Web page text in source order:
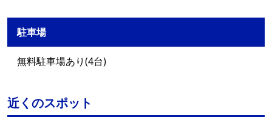
駐車場
無料駐車場あり(4台)
近くのスポット